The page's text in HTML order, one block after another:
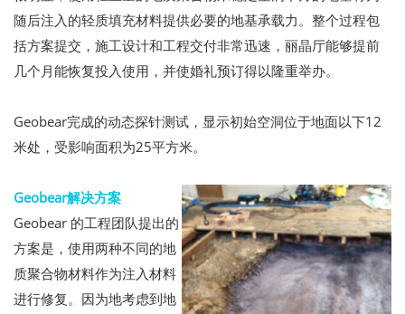
随后注入的轻质填充材料提供必要的地基承载力。整个过程包
括方案提交，施工设计和工程交付非常迅速，丽晶厅能够提前
几个月能恢复投入使用，并使婚礼预订得以隆重举办。
Geobear完成的动态探针测试，显示初始空洞位于地面以下12
米处，受影响面积为25平方米。
Geobear解决方案
Geobear 的工程团队提出的
方案是，使用两种不同的地
质聚合物材料作为注入材料
进行修复。因为地考虑到地